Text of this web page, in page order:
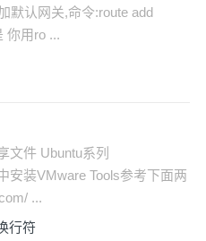
默认网关,命令:route add
你用ro ...
文件 Ubuntu系列
安装VMware Tools参考下面两
...
行符